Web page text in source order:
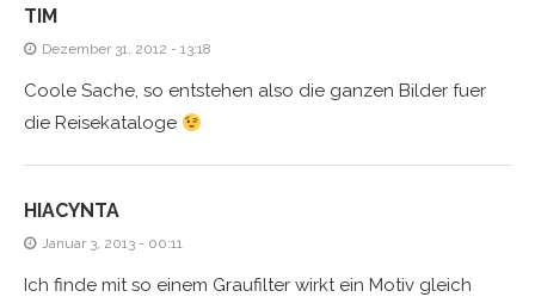
TIM
Dezember 31, 2012 - 13:18
Coole Sache, so entstehen also die ganzen Bilder fuer
die Reisekataloge
HIACYNTA
Januar 3, 2013 - 00:11
Ich finde mit so einem Graufilter wirkt ein Motiv gleich